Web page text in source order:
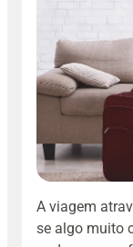
A viagem
se algo muito